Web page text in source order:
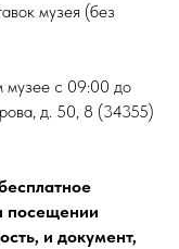
музея (без
музее с 09:00 до
д. 50, 8 (34355)
посещении
и документ,